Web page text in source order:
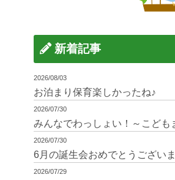
新着記事
2026/08/03
お泊まり保育楽しかったね♪
2026/07/30
みんなでわっしょい！～こども
2026/07/30
6月の誕生会おめでとうござい
2026/07/29